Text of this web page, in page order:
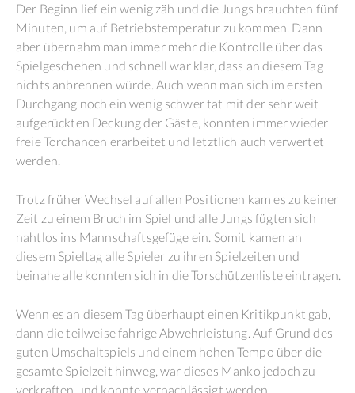
Der Beginn lief ein wenig zäh und die Jungs brauchten fünf
Minuten, um auf Betriebstemperatur zu kommen. Dann
aber übernahm man immer mehr die Kontrolle über das
Spielgeschehen und schnell war klar, dass an diesem Tag
nichts anbrennen würde. Auch wenn man sich im ersten
Durchgang noch ein wenig schwer tat mit der sehr weit
aufgerückten Deckung der Gäste, konnten immer wieder
freie Torchancen erarbeitet und letztlich auch verwertet
werden.
Trotz früher Wechsel auf allen Positionen kam es zu keiner
Zeit zu einem Bruch im Spiel und alle Jungs fügten sich
nahtlos ins Mannschaftsgefüge ein. Somit kamen an
diesem Spieltag alle Spieler zu ihren Spielzeiten und
beinahe alle konnten sich in die Torschützenliste eintragen.
Wenn es an diesem Tag überhaupt einen Kritikpunkt gab,
dann die teilweise fahrige Abwehrleistung. Auf Grund des
guten Umschaltspiels und einem hohen Tempo über die
gesamte Spielzeit hinweg, war dieses Manko jedoch zu
verkraften und konnte vernachlässigt werden.